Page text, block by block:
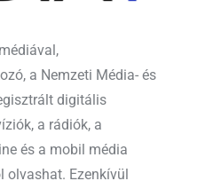
a Nemzeti Média- és
digitális
a rádiók, a
és a mobil média
olvashat. Ezenkívül